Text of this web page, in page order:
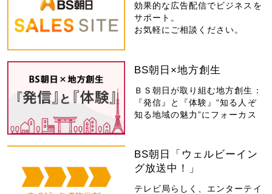
効果的な広告配信でビジネスを
サポート。
お気軽にご相談ください。
BS朝日×地方創生
ＢＳ朝日が取り組む地方創生：
『発信』と『体験』“知る人ぞ
知る地域の魅力”にフォーカス
BS朝日「ウェルビーイン
グ放送中！」
テレビ局らしく、エンターテイ